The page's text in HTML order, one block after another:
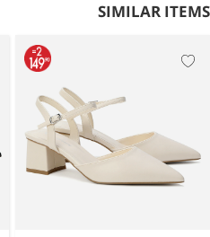
SIMILAR ITEMS